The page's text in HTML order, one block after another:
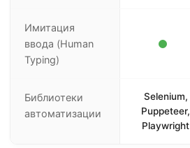
Имитация
ввода (Human
Typing)
Библиотеки
автоматизации
Selenium,
Puppeteer,
Playwright